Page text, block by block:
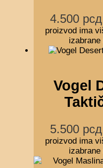
4.500 рсд
proizvod ima
Vogel
5.500 рсд
proizvod ima